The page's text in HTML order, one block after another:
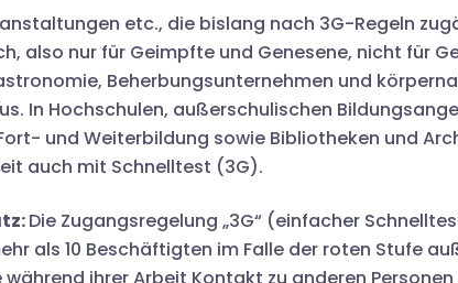
etc., die bislang nach 3G-Regeln
also nur für Geimpfte und Genesene, nicht für
Beherbungsunternehmen und
In Hochschulen, außerschulischen
und Weiterbildung sowie Bibliotheken und
auch mit Schnelltest (3G).
Die Zugangsregelung „3G“ (einfacher
als 10 Beschäftigten im Falle der roten Stufe